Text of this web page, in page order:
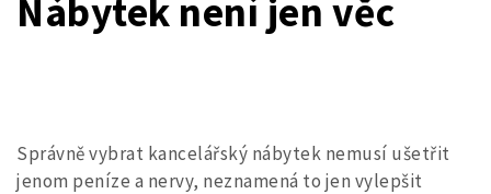
Nábytek není jen věc
Správně vybrat kancelářský nábytek nemusí ušetřit
jenom peníze a nervy, neznamená to jen vylepšit